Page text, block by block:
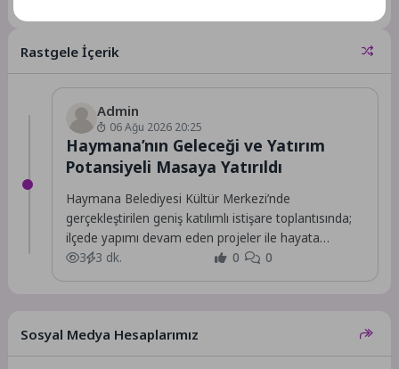
Uluslararası Spor Şenlikleri’nde
Rastgele İçerik
Admin
06 Ağu 2026 20:25
Haymana’nın Geleceği ve Yatırım
Potansiyeli Masaya Yatırıldı
Haymana Belediyesi Kültür Merkezi’nde
gerçekleştirilen geniş katılımlı istişare toplantısında;
ilçede yapımı devam eden projeler ile hayata
geçirilmesi planlanan yeni yatırımlar,...
3 3 dk. 0 0
Sosyal Medya Hesaplarımız